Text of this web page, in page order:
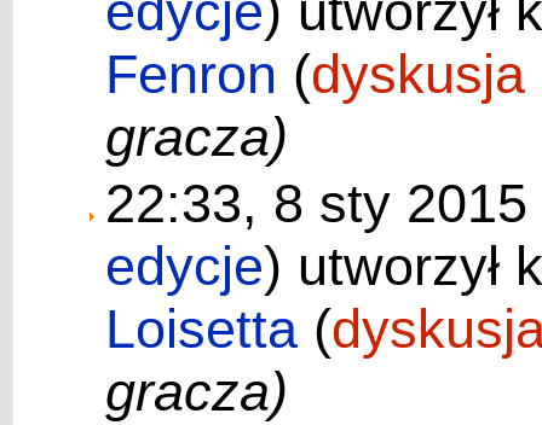
Fenron (dyskusja
gracza)
22:33, 8 sty
edycje) utworzył
Loisetta (
gracza)